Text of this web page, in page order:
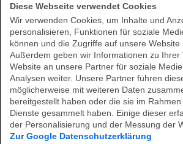
Diese Webseite verwendet Cookies
Wir verwenden Cookies, um Inhalte und
personalisieren, Funktionen für soziale
können und die Zugriffe auf unsere Website
Außerdem geben wir Informationen zu Ihrer
Website an unsere Partner für soziale
Analysen weiter. Unsere Partner führen
möglicherweise mit weiteren Daten
bereitgestellt haben oder die sie im
Dienste gesammelt haben. Einige dieser
der Personalisierung und der Messung der
Zur Google Datenschutzerklärung
Effizient vernetzt
Handel & Logistik
Mit IT-Lösungen, die Ihre Waren-
Informationsflüsse optimal steuern.
Digitalisierung Ihrer Lieferketten bis
Optimierung des
schaffen IT-Strukturen, die
Transparenz und Flexibilität